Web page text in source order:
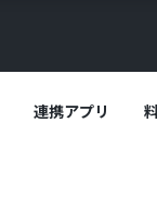
連携アプリ